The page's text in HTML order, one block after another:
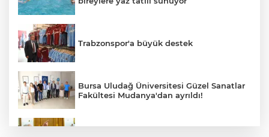
Trabzonspor'a büyük destek
Bursa Uludağ Üniversitesi Güzel Sanatlar
Fakültesi Mudanya'dan ayrıldı!